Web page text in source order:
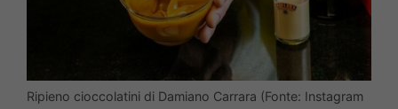
Ripieno cioccolatini di Damiano Carrara (Fonte: Instagram